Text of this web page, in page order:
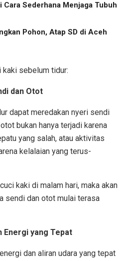
Cara Sederhana Menjaga Tubuh
Pohon, Atap SD di Aceh
kaki sebelum tidur:
dan Otot
dapat meredakan nyeri sendi
bukan hanya terjadi karena
yang salah, atau aktivitas
kelalaian yang terus-
kaki di malam hari, maka akan
sendi dan otot mulai terasa
Energi yang Tepat
dan aliran udara yang tepat